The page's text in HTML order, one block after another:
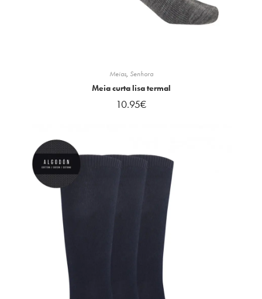
Meias, Senhora
Meia curta lisa termal
10.95€